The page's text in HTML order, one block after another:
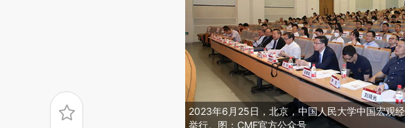
2023年6月25日，北京，中国人民大学中国宏观
举行。图：CMF官方公众号